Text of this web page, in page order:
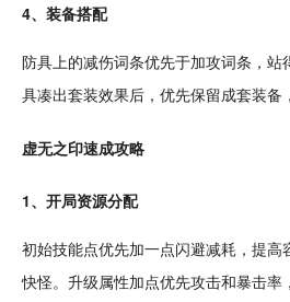
4、装备搭配
防具上的减伤词条优先于加攻词条，
具凑出套装效果后，优先保留成套装备
虚无之印速成攻略
1、开局资源分配
初始技能点优先加一点闪避减耗，提高
快怪。升级属性加点优先攻击和暴击